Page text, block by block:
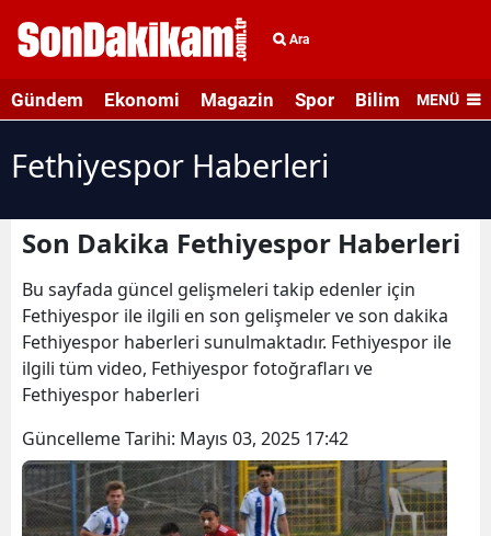
Ara
Gündem Ekonomi Magazin Spor Bilim veMENÜ
Fethiyespor Haberleri
Son Dakika Fethiyespor Haberleri
Bu sayfada güncel gelişmeleri takip edenler için
Fethiyespor ile ilgili en son gelişmeler ve son dakika
Fethiyespor haberleri sunulmaktadır. Fethiyespor ile
ilgili tüm video, Fethiyespor fotoğrafları ve
Fethiyespor haberleri
Güncelleme Tarihi: Mayıs 03, 2025 17:42